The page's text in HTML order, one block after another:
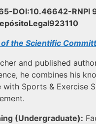
DOI:10.46642-RNPI
the Scientific
and published
he combines his
Sports & Exercise
(Undergraduate):